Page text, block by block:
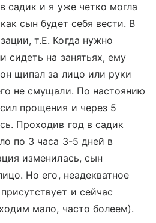
садик и я уже четко могла
сын будет себя вести. В
т.Е. Когда нужно
сидеть на занятьях, ему
щипал за лицо или руки
не смущали. По настоянию
прощения и через 5
Проходив год в садик
по 3 часа 3-5 дней в
изменилась, сын
Но его, неадекватное
и сейчас
мало, часто болеем).